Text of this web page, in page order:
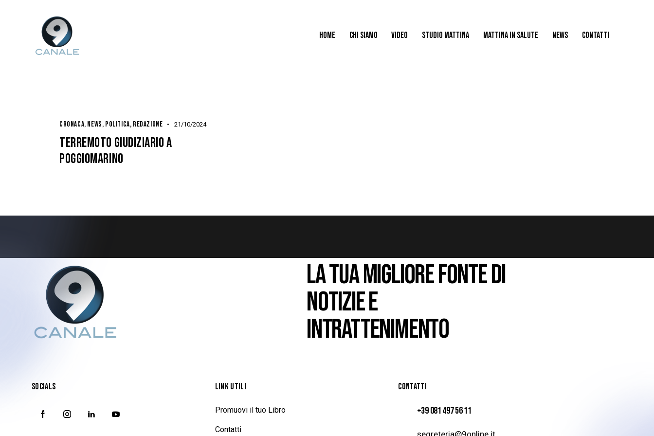
HOME CHI SIAMO VIDEO STUDIO MATTINA MATTINA IN SALUTE NEWS CONTATTI
CRONACA, NEWS, POLITICA, REDAZIONE 21/10/2024
TERREMOTO GIUDIZIARIO A
POGGIOMARINO
LA TUA MIGLIORE FONTE DI
NOTIZIE E
INTRATTENIMENTO
SOCIALS LINK UTILI
Promuovi il tuo Libro
Contatti
CONTATTI
+39 081 497 56 11
segreteria@9online.it